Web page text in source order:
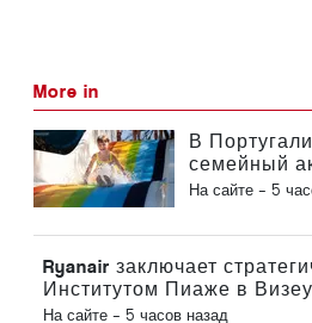
More in
В
семейный
билеты
На сайте - 5
Ryanair заключает
Институтом Пиаже в
подготовки кадров для
На сайте - 5 часов назад